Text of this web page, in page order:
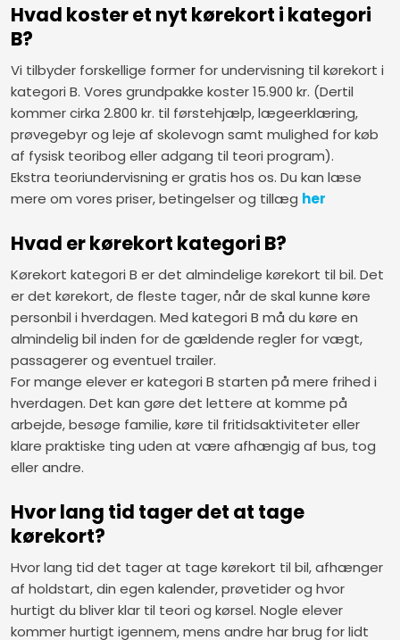
Hvad koster et nyt kørekort i kategori
B?
Vi tilbyder forskellige former for undervisning til kørekort i
kategori B. Vores grundpakke koster 15.900 kr. (Dertil
kommer cirka 2.800 kr. til førstehjælp, lægeerklæring,
prøvegebyr og leje af skolevogn samt mulighed for køb
af fysisk teoribog eller adgang til teori program).
Ekstra teoriundervisning er gratis hos os. Du kan læse
mere om vores priser, betingelser og tillæg her
Hvad er kørekort kategori B?
Kørekort kategori B er det almindelige kørekort til bil. Det
er det kørekort, de fleste tager, når de skal kunne køre
personbil i hverdagen. Med kategori B må du køre en
almindelig bil inden for de gældende regler for vægt,
passagerer og eventuel trailer.
For mange elever er kategori B starten på mere frihed i
hverdagen. Det kan gøre det lettere at komme på
arbejde, besøge familie, køre til fritidsaktiviteter eller
klare praktiske ting uden at være afhængig af bus, tog
eller andre.
Hvor lang tid tager det at tage
kørekort?
Hvor lang tid det tager at tage kørekort til bil, afhænger
af holdstart, din egen kalender, prøvetider og hvor
hurtigt du bliver klar til teori og kørsel. Nogle elever
kommer hurtigt igennem, mens andre har brug for lidt